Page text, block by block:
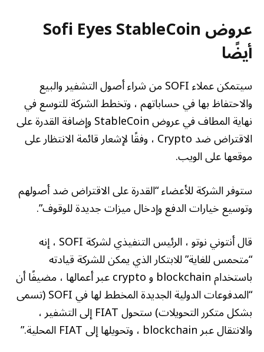
عروض Sofi Eyes StableCoin
أيضًا
سيتمكن عملاء SOFI من شراء أصول التشفير والبيع
والاحتفاظ بها في حساباتهم ، وتخطط الشركة للتوسع في
نهاية المطاف في عروض StableCoin وإضافة القدرة على
الاقتراض ضد Crypto ، وفقًا لإشعار قائمة الانتظار على
موقعها على الويب.
ستوفر الشركة للأعضاء “القدرة على الاقتراض ضد أصولهم
وتوسيع خيارات الدفع وإدخال ميزات جديدة للوقوف”.
قال أنتوني نوتو ، الرئيس التنفيذي لشركة SOFI ، إنه
“متحمس للغاية” للابتكار الذي يمكن للشركة قيادته
باستخدام blockchain و crypto عبر أعمالها ، مضيفًا أن
“المدفوعات الدولية الجديدة المخطط لها في SOFI (تسمى
بشكل متكرر التحويلات) ستحول FIAT إلى التشفير ،
والانتقال عبر blockchain ، وتحويلها إلى FIAT المحلية.”